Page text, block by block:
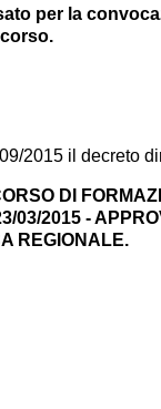
per la
2015 il decreto
DI
03/2015 -
REGIONALE.